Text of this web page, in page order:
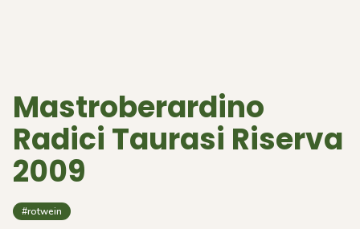
Mastroberardino
Radici Taurasi Riserva
2009
#rotwein